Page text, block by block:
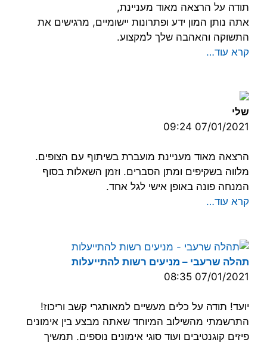
תודה על הרצאה מאוד מעניינת,
אתה נותן המון ידע ופתרונות יישומיים, מרגישים את
התשוקה והאהבה שלך למקצוע.
קרא עוד…
שלי
07/01/2021 09:24
הרצאה מאוד מעניינת מועברת בשיתוף עם הצופים.
מלווה בשקיפים ומתן הסברים. וזמן השאלות בסוף
המנחה פונה באופן אישי לגל אחד.
קרא עוד…
תהלה שרעבי – מניעים רשות להתייעלות
07/01/2021 08:35
יועד! תודה על כלים מעשיים למאותגרי קשב וריכוז!
התרשמתי מהשילוב המיוחד שאתה מבצע בין אימונים
פיזים קוגנטיבים ועוד סוגי אימונים נוספים. תמשיך